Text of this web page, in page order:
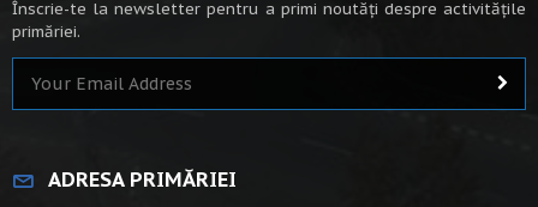
Înscrie-te la newsletter pentru a primi noutăți despre activitățile
primăriei.
ADRESA PRIMĂRIEI